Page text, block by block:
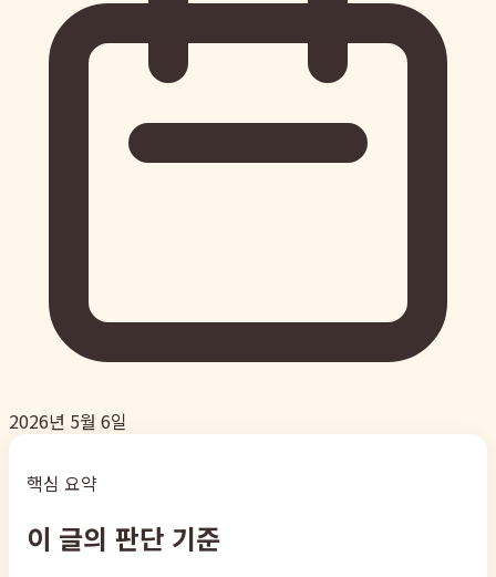
2026년 5월 6일
핵심 요약
이 글의 판단 기준